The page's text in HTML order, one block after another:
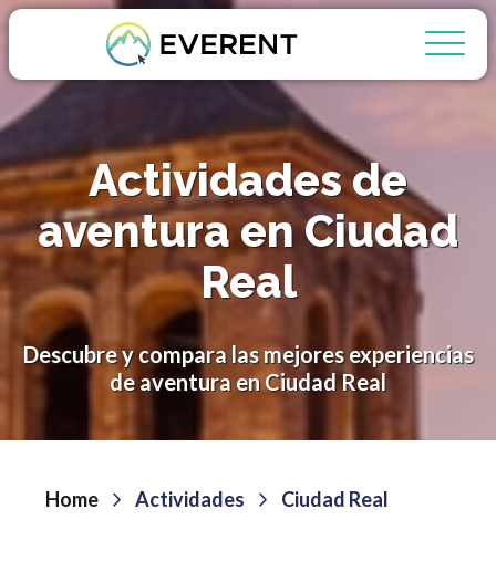
Actividades de
aventura en Ciudad
Real
Descubre y compara las mejores experiencias
de aventura en Ciudad Real
Home Actividades Ciudad Real